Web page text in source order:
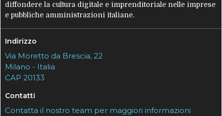
diffondere la cultura digitale e imprenditoriale nelle imprese
e pubbliche amministrazioni italiane.
Indirizzo
Via Moretto da Brescia, 22
Milano - Italia
CAP 20133
Contatti
Contatta il nostro team per maggiori informazioni